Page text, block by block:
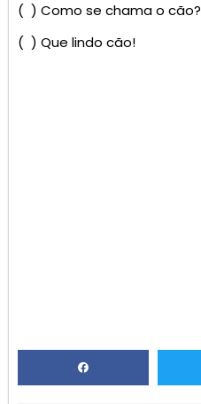
( ) Como se chama o cão?
( ) Que lindo cão!